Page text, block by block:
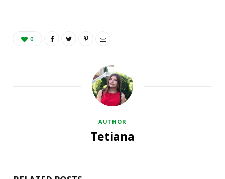
0
AUTHOR
Tetiana